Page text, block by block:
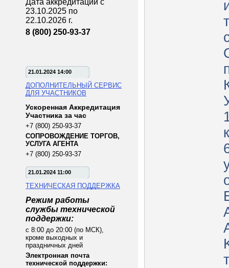
Дата аккредитации с
23.10.2025 по
22.10.2026 г.
8 (800) 250-93-37
21.01.2024 14:00
ДОПОЛНИТЕЛЬНЫЙ СЕРВИС
ДЛЯ УЧАСТНИКОВ
Ускоренная Аккредитация
Участника за час
+7 (800) 250-93-37
СОПРОВОЖДЕНИЕ ТОРГОВ,
УСЛУГА АГЕНТА
+7 (800) 250-93-37
21.01.2024 11:00
ТЕХНИЧЕСКАЯ ПОДДЕРЖКА
Режим работы
службы технической
поддержки:
с 8:00 до 20:00 (по МСК),
кроме выходных и
праздничных дней
Электронная почта
технической поддержки: